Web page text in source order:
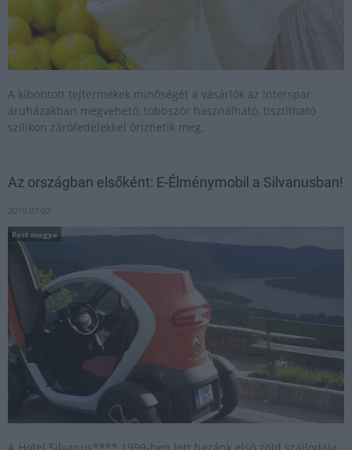
A kibontott tejtermékek minőségét a vásárlók az Interspar
áruházakban megvehető, többször használható, tisztítható
szilikon zárófedelekkel őrizhetik meg.
Az országban elsőként: E-Élménymobil a Silvanusban!
2019.07.02
Pest megye